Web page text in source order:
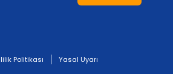
Politikası Yasal Uyarı